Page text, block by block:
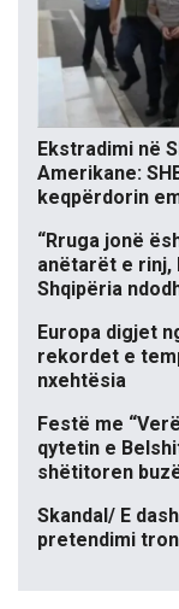
Ekstradimi në
Amerikane:
keqpërdorin
“Rruga jonë
anëtarët e rinj,
Shqipëria
Europa digjet
rekordet e
nxehtësia
Festë me
qytetin e
shëtitoren
Skandal/ E
pretendimi